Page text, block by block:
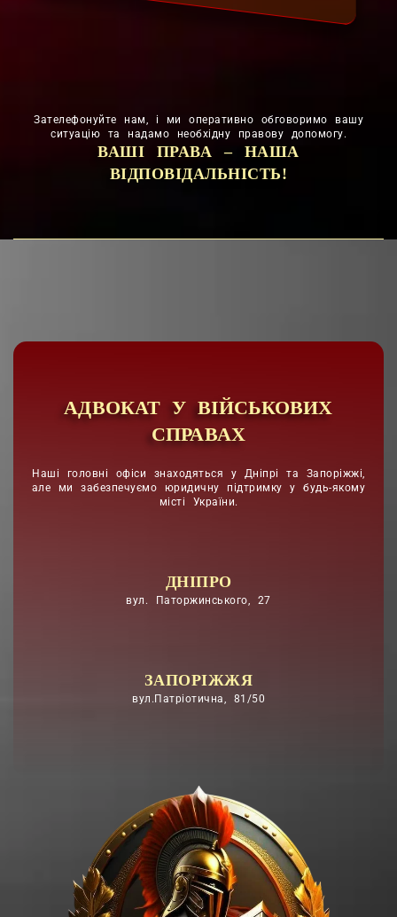
Зателефонуйте нам, і ми оперативно обговоримо вашу
ситуацію та надамо необхідну правову допомогу.
ВАШІ ПРАВА – НАША
ВІДПОВІДАЛЬНІСТЬ!
АДВОКАТ У ВІЙСЬКОВИХ
СПРАВАХ
Наші головні офіси знаходяться у Дніпрі та Запоріжжі,
але ми забезпечуємо юридичну підтримку у будь-якому
місті України.
ДНІПРО
вул. Паторжинського, 27
ЗАПОРІЖЖЯ
вул.Патріотична, 81/50